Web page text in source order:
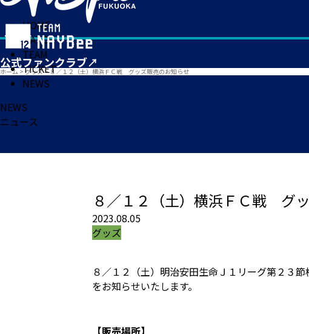
HOME
MATCH
TEAM
TICKET
NEWS
ホーム > グッズ>８／１２（土）横浜ＦＣ戦 グッズ販売のお知らせ
NEWS
ニュース
８／１２（土）横浜ＦＣ戦 グ
2023.08.05
グッズ
８／１２（土）明治安田生命Ｊ１リーグ第２３
をお知らせいたします。
【販売場所】